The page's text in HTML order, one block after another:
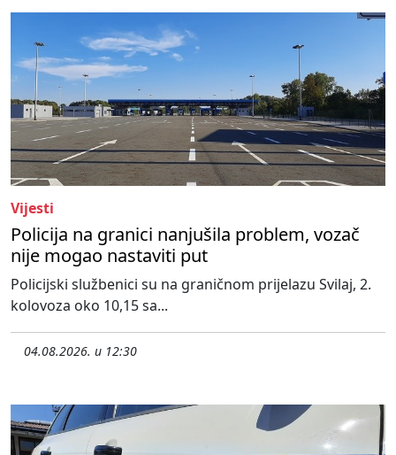
Vijesti
Policija na granici nanjušila problem, vozač
nije mogao nastaviti put
Policijski službenici su na graničnom prijelazu Svilaj, 2.
kolovoza oko 10,15 sa...
04.08.2026. u 12:30